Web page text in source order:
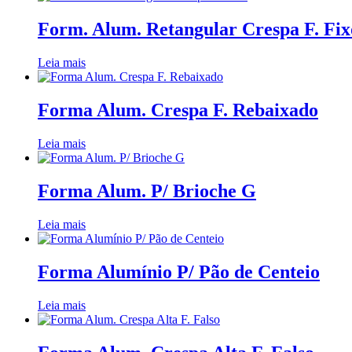
Form. Alum. Retangular Crespa F.
Leia mais
Forma Alum. Crespa F. Rebaixado
Leia mais
Forma Alum. P/ Brioche G
Leia mais
Forma Alumínio P/ Pão de Centeio
Leia mais